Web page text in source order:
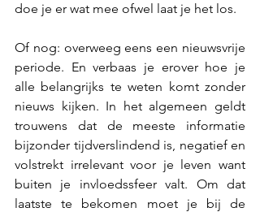
doe je er wat mee ofwel laat je het los.
Of nog: overweeg eens een nieuwsvrije
periode. En verbaas je erover hoe je
alle belangrijks te weten komt zonder
nieuws kijken. In het algemeen geldt
trouwens dat de meeste informatie
bijzonder tijdverslindend is, negatief en
volstrekt irrelevant voor je leven want
buiten je invloedssfeer valt. Om dat
laatste te bekomen moet je bij de